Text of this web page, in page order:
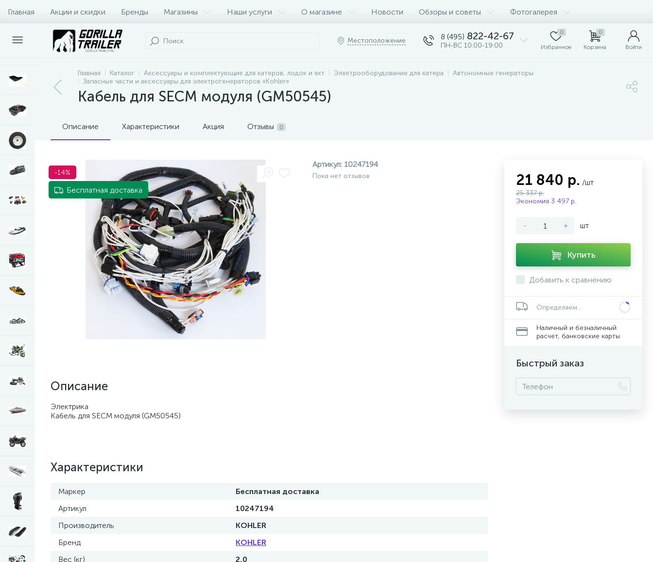
Главная Акции и скидки Бренды Магазины Наши услуги О магазине Новости Обзоры и советы Фотогалерея
Оплата и доставка Контакты
Местоположение 8 (495) 822-42-67
ПН-ВС 10:00-19:00
0
Избранное
0
Корзина Войти
Главная Каталог Аксессуары и комплектующие для катеров, лодок и яхт Электрооборудование для катера
Автономные генераторы
Запасные части и аксессуары для электрогенераторов «Kohler»
Кабель для SECM модуля (GM50545)
Описание Характеристики Акция Отзывы 0
-14%
Бесплатная доставка
Артикул: 10247194
Пока нет отзывов
Описание
Электрика
Кабель для SECM модуля (GM50545)
Характеристики
Маркер
Бесплатная доставка
Артикул
10247194
Производитель
KOHLER
Бренд
KOHLER
Вес (кг)
2,0
21 840 р. /шт
25 337 р.
Экономия 3 497 р.
- + шт
Купить
Добавить к сравнению
Определяем...
Наличный и безналичный
расчет, банковские карты
Быстрый заказ